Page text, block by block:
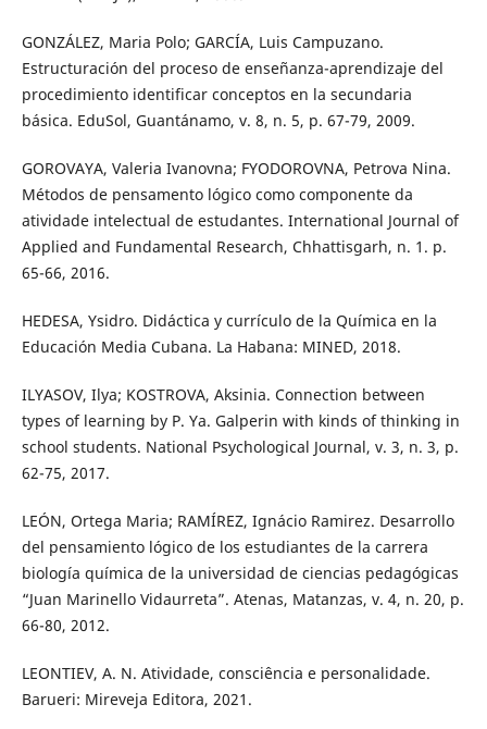
GONZÁLEZ, Maria Polo; GARCÍA, Luis Campuzano.
Estructuración del proceso de enseñanza-aprendizaje del
procedimiento identificar conceptos en la secundaria
básica. EduSol, Guantánamo, v. 8, n. 5, p. 67-79, 2009.
GOROVAYA, Valeria Ivanovna; FYODOROVNA, Petrova Nina.
Métodos de pensamento lógico como componente da
atividade intelectual de estudantes. International Journal of
Applied and Fundamental Research, Chhattisgarh, n. 1. p.
65-66, 2016.
HEDESA, Ysidro. Didáctica y currículo de la Química en la
Educación Media Cubana. La Habana: MINED, 2018.
ILYASOV, Ilya; KOSTROVA, Aksinia. Connection between
types of learning by P. Ya. Galperin with kinds of thinking in
school students. National Psychological Journal, v. 3, n. 3, p.
62-75, 2017.
LEÓN, Ortega Maria; RAMÍREZ, Ignácio Ramirez. Desarrollo
del pensamiento lógico de los estudiantes de la carrera
biología química de la universidad de ciencias pedagógicas
“Juan Marinello Vidaurreta”. Atenas, Matanzas, v. 4, n. 20, p.
66-80, 2012.
LEONTIEV, A. N. Atividade, consciência e personalidade.
Barueri: Mireveja Editora, 2021.